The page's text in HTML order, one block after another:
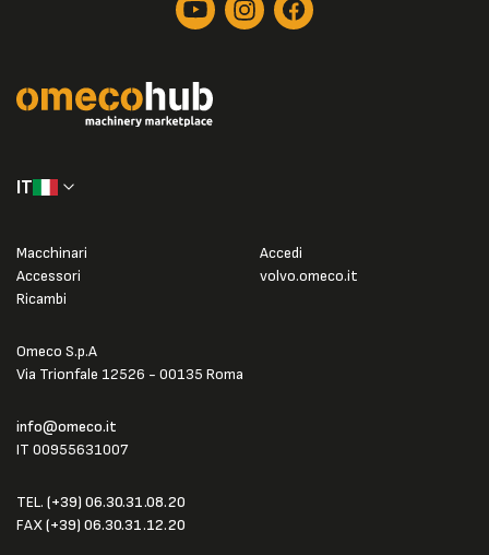
IT
Omeco S.p.A
Via Trionfale 12526 - 00135 Roma
info@omeco.it
IT 00955631007
TEL. (+39) 06.30.31.08.20
FAX(+39) 06.30.31.12.20
Macchinari
Accessori
Ricambi
Accedi
volvo.omeco.it